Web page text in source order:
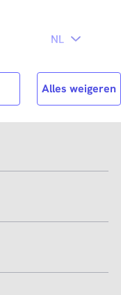
Zoek